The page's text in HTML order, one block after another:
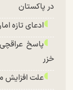
در پاکستان
ادعای تازه
خزر
علت افزایش